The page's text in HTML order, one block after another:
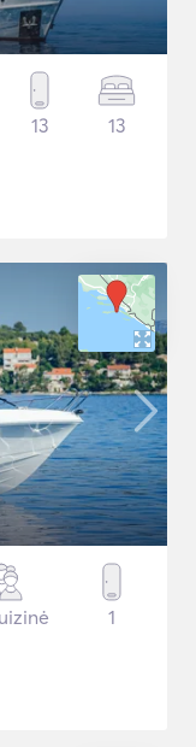
13 13
1